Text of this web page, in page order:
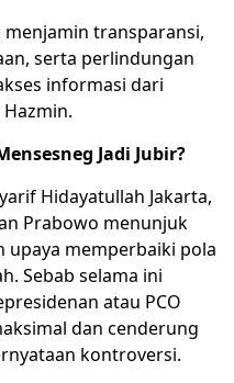
transparansi,
serta perlindungan
informasi dari
Jadi Jubir?
Hidayatullah Jakarta,
Prabowo menunjuk
upaya memperbaiki pola
Sebab selama ini
atau PCO
dan cenderung
kontroversi.